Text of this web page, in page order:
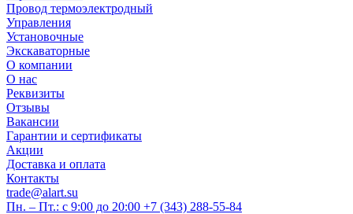
Провод термоэлектродный
Управления
Установочные
Экскаваторные
О компании
О нас
Реквизиты
Отзывы
Вакансии
Гарантии и сертификаты
Акции
Доставка и оплата
Контакты
trade@alart.su
Пн. – Пт.: с 9:00 до 20:00 +7 (343) 288-55-84